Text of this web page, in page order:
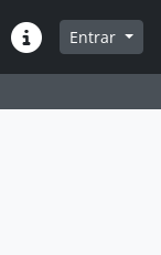
Atalhos Entrar